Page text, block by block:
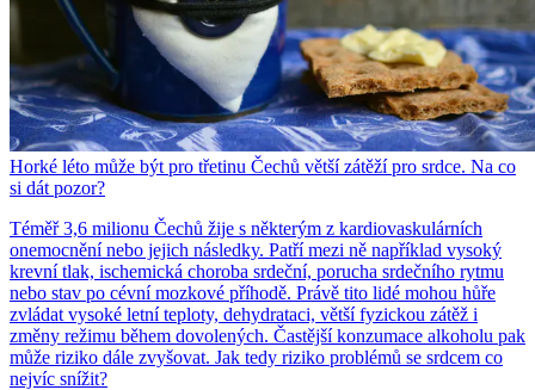
Horké léto může být pro třetinu Čechů větší zátěží pro srdce. Na co
si dát pozor?
Téměř 3,6 milionu Čechů žije s některým z kardiovaskulárních
onemocnění nebo jejich následky. Patří mezi ně například vysoký
krevní tlak, ischemická choroba srdeční, porucha srdečního rytmu
nebo stav po cévní mozkové příhodě. Právě tito lidé mohou hůře
zvládat vysoké letní teploty, dehydrataci, větší fyzickou zátěž i
změny režimu během dovolených. Častější konzumace alkoholu pak
může riziko dále zvyšovat. Jak tedy riziko problémů se srdcem co
nejvíc snížit?